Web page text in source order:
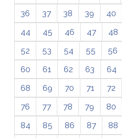
36
37 38 39 40
44
45 46 47 48
52
53 54 55 56
60
61 62 63 64
68
69 70 71 72
76
77 78 79 80
84
85 86 87 88